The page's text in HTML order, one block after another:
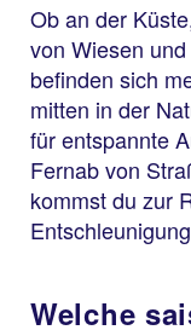
Ob an der
von Wiesen
befinden sich
mitten in der
für entspannte
Fernab von
kommst du zur
Welche